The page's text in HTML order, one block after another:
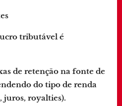
tributável é
de retenção na fonte de
do tipo de renda
juros, royalties).